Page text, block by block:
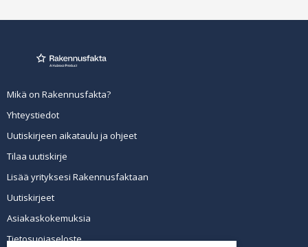
Mikä on Rakennusfakta?
Yhteystiedot
Uutiskirjeen aikataulu ja ohjeet
Tilaa uutiskirje
Lisää yrityksesi Rakennusfaktaan
Uutiskirjeet
Asiakaskokemuksia
Tietosuojaseloste